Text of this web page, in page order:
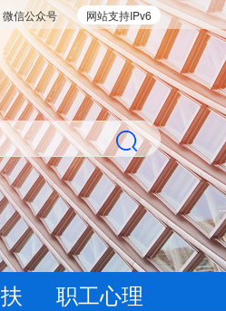
网站支持IPv6
微信公众号
职工心理